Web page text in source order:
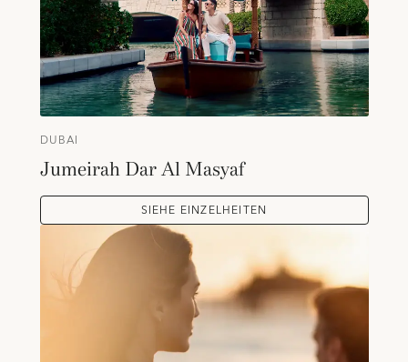
DUBAI
Jumeirah Dar Al Masyaf
SIEHE EINZELHEITEN